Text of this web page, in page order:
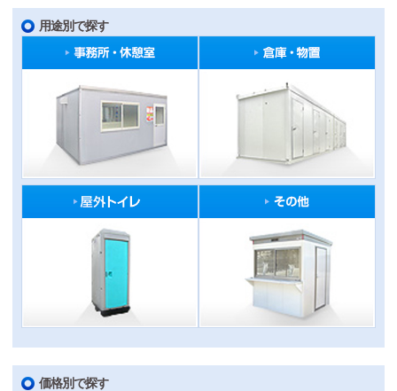
用途別で探す
価格別で探す